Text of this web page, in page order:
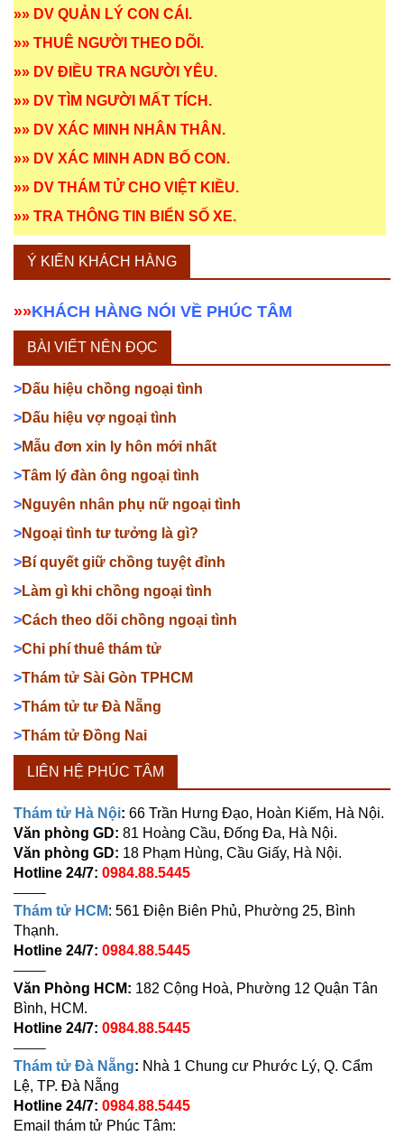
»» DV QUẢN LÝ CON CÁI .
»» THUÊ NGƯỜI THEO DÕI .
»» DV ĐIỀU TRA NGƯỜI YÊU.
»» DV TÌM NGƯỜI MẤT TÍCH .
»» DV XÁC MINH NHÂN THÂN .
»» DV XÁC MINH ADN BỐ CON .
»» DV THÁM TỬ CHO VIỆT KIỀU.
»» TRA THÔNG TIN BIỂN SỐ XE.
Ý KIẾN KHÁCH HÀNG
»»KHÁCH HÀNG NÓI VỀ PHÚC TÂM
BÀI VIẾT NÊN ĐỌC
>Dấu hiệu chồng ngoại tình
>Dấu hiệu vợ ngoại tình
>Mẫu đơn xin ly hôn mới nhất
>Tâm lý đàn ông ngoại tình
>Nguyên nhân phụ nữ ngoại tình
>Ngoại tình tư tưởng là gì?
>Bí quyết giữ chồng tuyệt đỉnh
>Làm gì khi chồng ngoại tình
>Cách theo dõi chồng ngoại tình
>Chi phí thuê thám tử
>Thám tử Sài Gòn TPHCM
>Thám tử tư Đà Nẵng
>Thám tử Đồng Nai
LIÊN HỆ PHÚC TÂM
Thám tử Hà Nội: 66 Trần Hưng Đạo, Hoàn Kiếm, Hà Nội.
Văn phòng GD: 81 Hoàng Cầu, Đống Đa, Hà Nội.
Văn phòng GD: 18 Phạm Hùng, Cầu Giấy, Hà Nội.
Hotline 24/7: 0984.88.5445
——–
Thám tử HCM: 561 Điện Biên Phủ, Phường 25, Bình
Thạnh.
Hotline 24/7: 0984.88.5445
——–
Văn Phòng HCM: 182 Cộng Hoà, Phường 12 Quận Tân
Bình, HCM.
Hotline 24/7: 0984.88.5445
——–
Thám tử Đà Nẵng: Nhà 1 Chung cư Phước Lý, Q. Cẩm
Lệ, TP. Đà Nẵng
Hotline 24/7: 0984.88.5445
Email thám tử Phúc Tâm: